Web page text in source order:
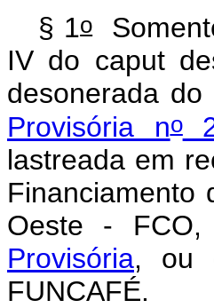
§ 1o
IV do caput
desonerada
Provisória no
lastreada em
Financiamento
Oeste -
Provisória, ou
FUNCAFÉ.